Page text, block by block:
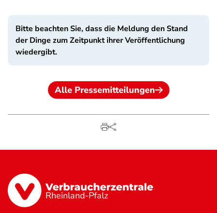
Bitte beachten Sie, dass die Meldung den Stand
der Dinge zum Zeitpunkt ihrer Veröffentlichung
wiedergibt.
Alle Pressemitteilungen
Rheinland-Pfalz